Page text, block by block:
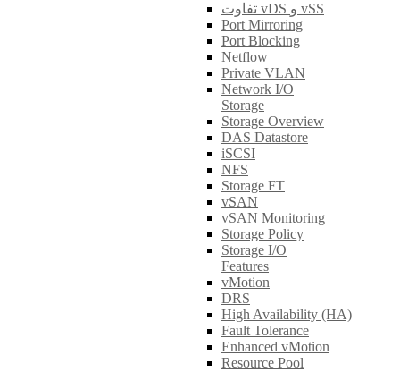
تفاوت vDS و vSS
Port Mirroring
Port Blocking
Netflow
Private VLAN
Network I/O
Storage
Storage Overview
DAS Datastore
iSCSI
NFS
Storage FT
vSAN
vSAN Monitoring
Storage Policy
Storage I/O
Features
vMotion
DRS
High Availability (HA)
Fault Tolerance
Enhanced vMotion
Resource Pool